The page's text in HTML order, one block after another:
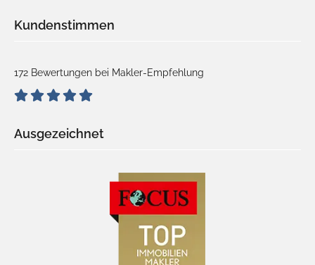
Kundenstimmen
172 Bewertungen bei Makler-Empfehlung
Ausgezeichnet